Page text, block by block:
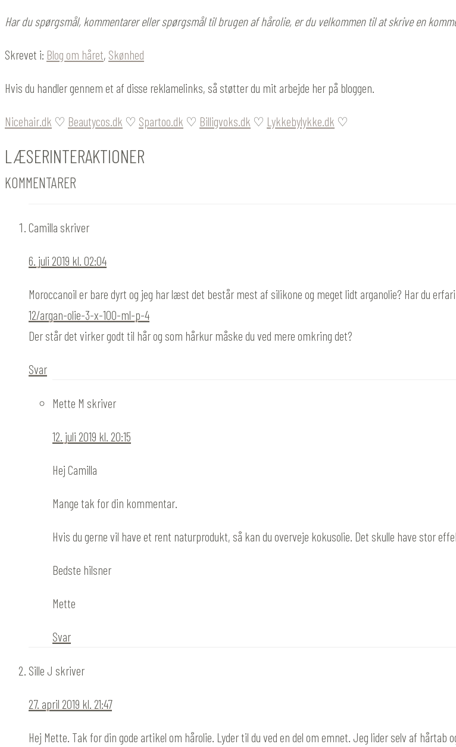
Har du spørgsmål, kommentarer eller spørgsmål til brugen af hårolie, er du velkommen til at skrive en
Skrevet i: Blog om håret, Skønhed
Hvis du handler gennem et af disse reklamelinks, så støtter du mit arbejde her på bloggen.
Nicehair.dk ♡ Beautycos.dk ♡ Spartoo.dk ♡ Billigvoks.dk ♡ Lykkebylykke.dk ♡
LÆSERINTERAKTIONER
KOMMENTARER
Camilla skriver
6. juli 2019 kl. 02:04
Moroccanoil er bare dyrt og jeg har læst det består mest af silikone og meget lidt arganolie? Har du
12/argan-olie-3-x-100-ml-p-4
Der står det virker godt til hår og som hårkur måske du ved mere omkring det?
Svar
Mette M skriver
12. juli 2019 kl. 20:15
Hej Camilla
Mange tak for din kommentar.
Hvis du gerne vil have et rent naturprodukt, så kan du overveje kokusolie. Det skulle have stor
Bedste hilsner
Mette
Svar
Sille J skriver
27. april 2019 kl. 21:47
Hej Mette. Tak for din gode artikel om hårolie. Lyder til du ved en del om emnet. Jeg lider selv af